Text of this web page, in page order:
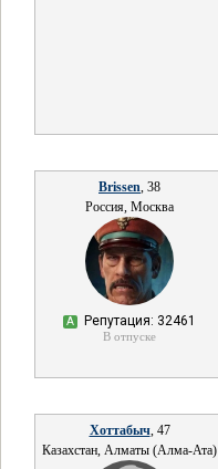
Brissen, 38
Россия, Москва
А Репутация: 32461
В отпуске
Хоттабыч, 47
Казахстан, Алматы (Алма-Ата)